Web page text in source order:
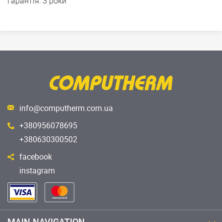
info@computherm.com.ua
+380956078695
+380630300502
facebook
instagram